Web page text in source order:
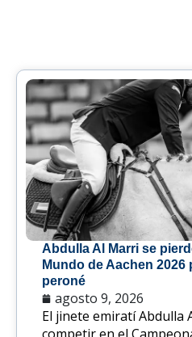
Abdulla Al Marri se
Mundo de Aachen
peroné
agosto 9, 2026
El jinete emiratí Abdulla